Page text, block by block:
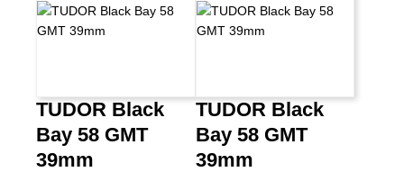
TUDOR Black
Bay 58 GMT
39mm
TUDOR Black
Bay 58 GMT
39mm